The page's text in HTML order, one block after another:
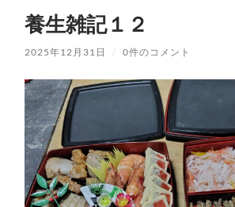
養生雑記１２
2025年12月31日 / 0件のコメント